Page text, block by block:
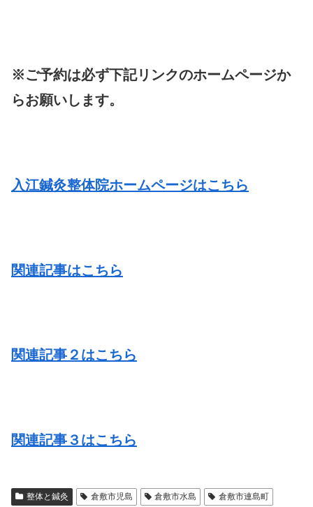
※ご予約は必ず下記リンクのホームページか
らお願いします。
入江鍼灸整体院ホームページはこちら
関連記事はこちら
関連記事２はこちら
関連記事３はこちら
整体と鍼灸 倉敷市児島 倉敷市水島 倉敷市連島町